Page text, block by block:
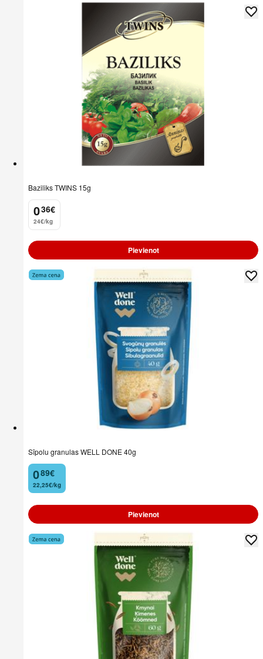
Baziliks TWINS 15g
0
. 36€
24€/kg
Pievienot
Sīpolu granulas WELL DONE 40g
0
. 89€
22,25€/kg
Pievienot